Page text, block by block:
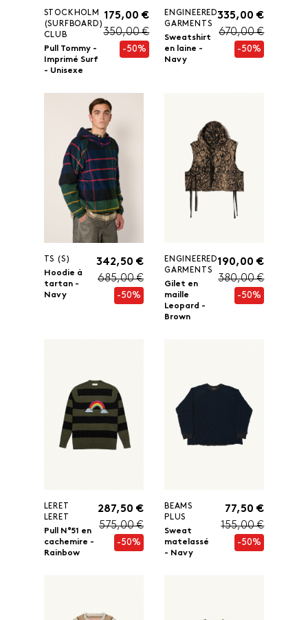
STOCKHOLM
(SURFBOARD)
CLUB
Pull Tommy -
Imprimé Surf
- Unisexe
175,00 €
350,00 €
-50%
ENGINEERED
GARMENTS
Sweatshirt
en laine -
Navy
335,00 €
670,00 €
-50%
TS (S)
Hoodie à
tartan -
Navy
342,50 €
685,00 €
-50%
ENGINEERED
GARMENTS
Gilet en
maille
Leopard -
Brown
190,00 €
380,00 €
-50%
LERET
LERET
Pull N°51 en
cachemire -
Rainbow
287,50 €
575,00 €
-50%
BEAMS
PLUS
Sweat
matelassé
- Navy
77,50 €
155,00 €
-50%